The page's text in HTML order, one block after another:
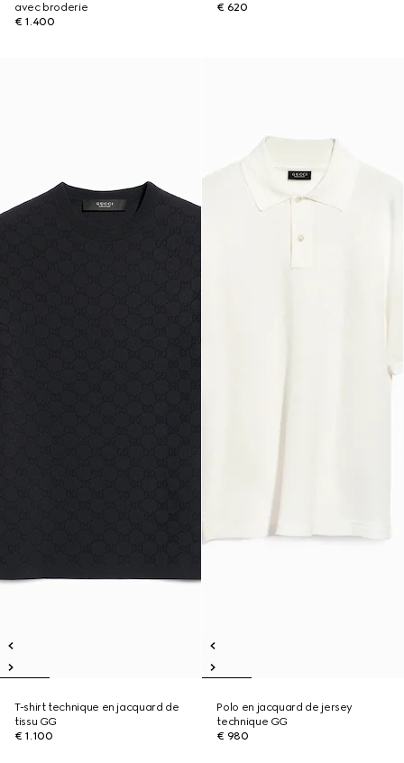
avec broderie
€ 1.400
€ 620
T-shirt technique en jacquard de
tissu GG
€ 1.100
Polo en jacquard de jersey
technique GG
€ 980